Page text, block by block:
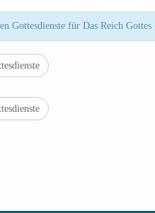
Gottesdienste für Das Reich